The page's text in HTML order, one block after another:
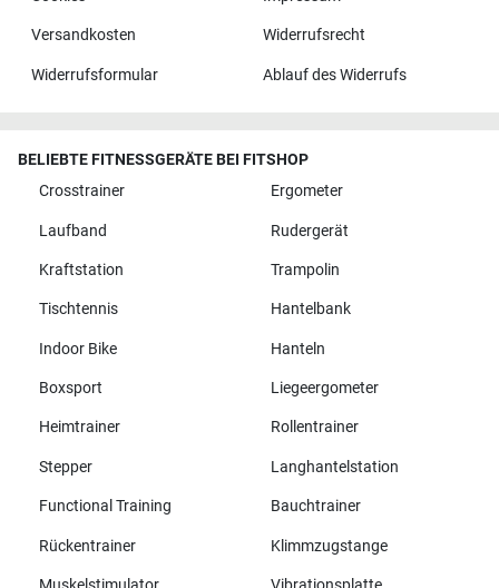
Versandkosten Widerrufsrecht
Widerrufsformular Ablauf des Widerrufs
BELIEBTE FITNESSGERÄTE BEI FITSHOP
Crosstrainer
Ergometer
Laufband Rudergerät
Kraftstation Trampolin
Tischtennis Hantelbank
Indoor Bike Hanteln
Boxsport Liegeergometer
Heimtrainer Rollentrainer
Stepper Langhantelstation
Functional Training Bauchtrainer
Rückentrainer Klimmzugstange